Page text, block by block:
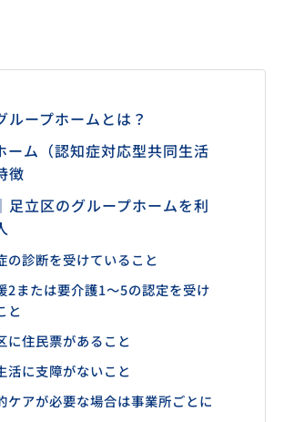
ループホームとは？
ーム（認知症対応型共同生活
徴
足立区のグループホームを利
診断を受けていること
または要介護1〜5の認定を受け
と
住民票があること
に支障がないこと
アが必要な場合は事業所ごとに